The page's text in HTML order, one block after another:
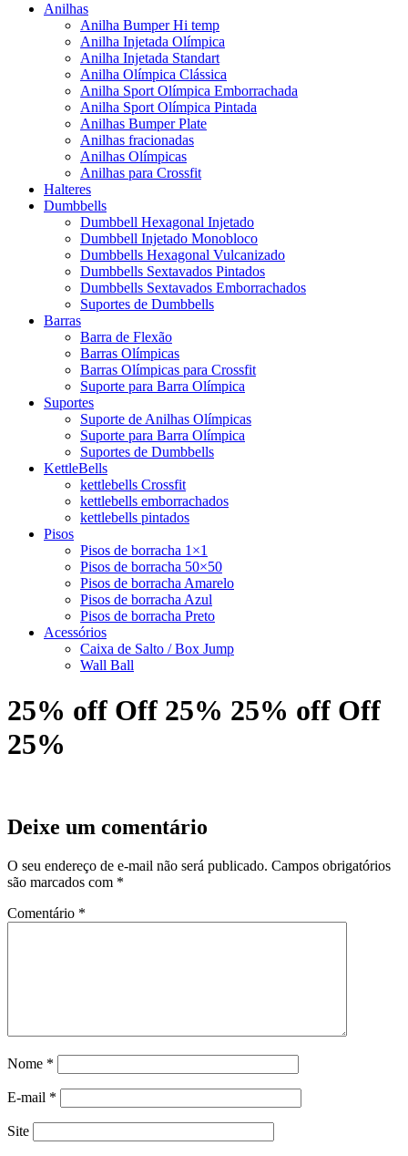
Anilhas
Anilha Bumper Hi temp
Anilha Injetada Olímpica
Anilha Injetada Standart
Anilha Olímpica Clássica
Anilha Sport Olímpica Emborrachada
Anilha Sport Olímpica Pintada
Anilhas Bumper Plate
Anilhas fracionadas
Anilhas Olímpicas
Anilhas para Crossfit
Halteres
Dumbbells
Dumbbell Hexagonal Injetado
Dumbbell Injetado Monobloco
Dumbbells Hexagonal Vulcanizado
Dumbbells Sextavados Pintados
Dumbbells Sextavados Emborrachados
Suportes de Dumbbells
Barras
Barra de Flexão
Barras Olímpicas
Barras Olímpicas para Crossfit
Suporte para Barra Olímpica
Suportes
Suporte de Anilhas Olímpicas
Suporte para Barra Olímpica
Suportes de Dumbbells
KettleBells
kettlebells Crossfit
kettlebells emborrachados
kettlebells pintados
Pisos
Pisos de borracha 1×1
Pisos de borracha 50×50
Pisos de borracha Amarelo
Pisos de borracha Azul
Pisos de borracha Preto
Acessórios
Caixa de Salto / Box Jump
Wall Ball
25% off Off 25% 25% off Off
25%
Deixe um comentário
O seu endereço de e-mail não será publicado. Campos obrigatórios
são marcados com *
Comentário *
Nome *
E-mail *
Site